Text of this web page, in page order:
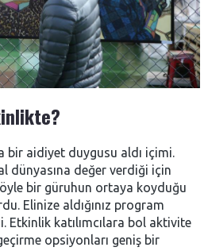
bir aidiyet duygusu aldı içimi.
dünyasına değer verdiği için
bir güruhun ortaya koyduğu
Elinize aldığınız program
Etkinlik katılımcılara bol aktivite
opsiyonları geniş bir